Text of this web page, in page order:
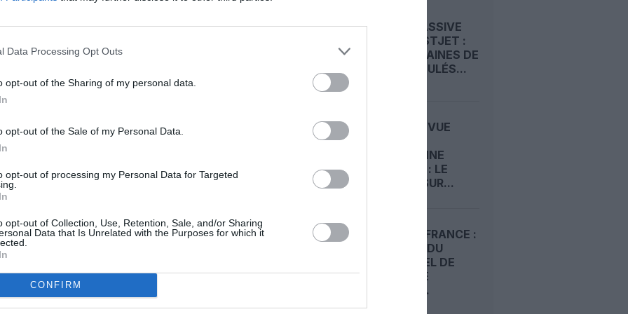
Data Processing Opt Outs
opt-out of the Sharing of my personal data.
opt-out of the Sale of my Personal Data.
opt-out of processing my Personal Data for Targeted
opt-out of Collection, Use, Retention, Sale, and/or Sharing
Data that Is Unrelated with the Purposes for which it
CONFIRM
basée a LCY mais a DUB. Elle a une
CDG sont 3 autres bases et son autre
a CDG qu’elle perd a LCY …
UN COMMENTAIRE
GRÈVE MASSIVE
CHEZ WESTJET :
DES CENTAINES DE
VOLS ANNULÉS...
GRÈVE EN VUE
CANADIENNE
WESTJET : LE
CONFLIT SUR...
EASYJET FRANCE :
LA GRÈVE DU
PERSONNEL DE
CABINE SE
PRÉCISE,...